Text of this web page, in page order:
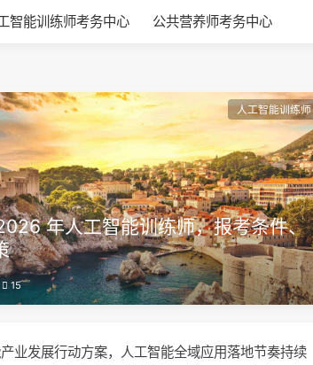
智能训练师考务中心 公共营养师考务中心
人工智能训练师
年人工智能训练师，报考条件、
15
业发展行动方案，人工智能全域应用落地节奏持续